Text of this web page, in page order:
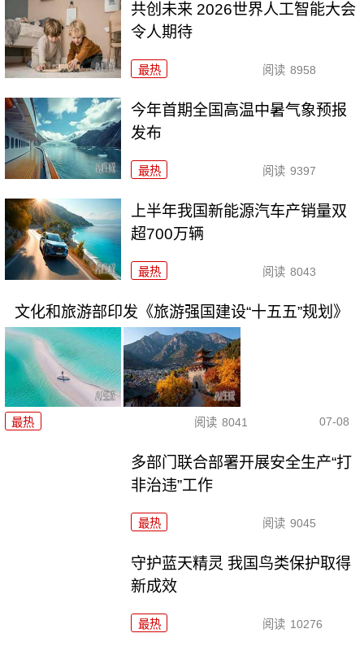
共创未来 2026世界人工智能大会
令人期待
最热 阅读 8958
今年首期全国高温中暑气象预报
发布
最热 阅读 9397
上半年我国新能源汽车产销量双
超700万辆
最热 阅读 8043
文化和旅游部印发《旅游强国建设“十五五”规划》
最热 阅读 8041 07-08
多部门联合部署开展安全生产“打
非治违”工作
最热 阅读 9045
守护蓝天精灵 我国鸟类保护取得
新成效
最热 阅读 10276